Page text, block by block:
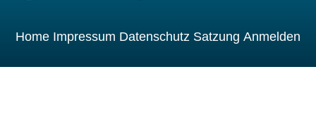
Home Impressum Datenschutz Satzung Anmelden